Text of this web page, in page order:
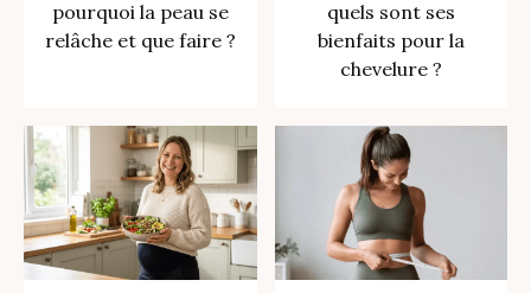
pourquoi la peau se
relâche et que faire ?
quels sont ses
bienfaits pour la
chevelure ?